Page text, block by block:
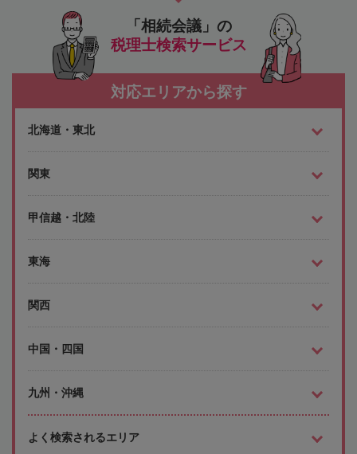
「相続会議」の
税理士検索サービス
対応エリアから探す
北海道・東北
関東
甲信越・北陸
東海
関西
中国・四国
九州・沖縄
よく検索されるエリア